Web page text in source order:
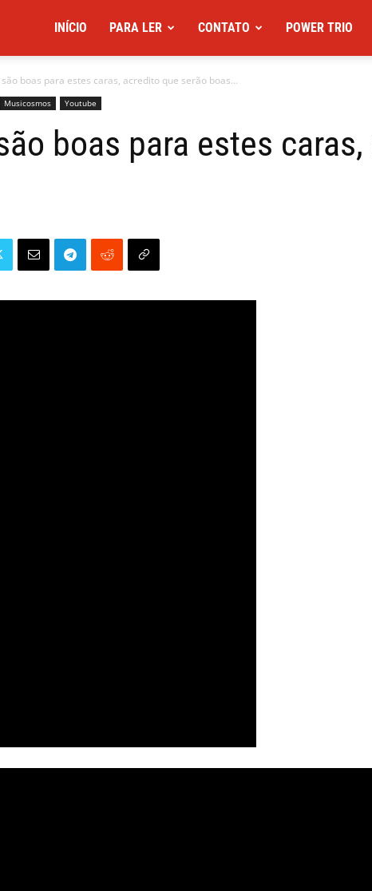
INÍCIO PARA LER CONTATO POWER TRIO
boas para estes caras, acredito que serão boas...
Musicosmos Youtube
boas para estes